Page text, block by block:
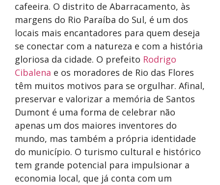
cafeeira. O distrito de Abarracamento, às
margens do Rio Paraíba do Sul, é um dos
locais mais encantadores para quem deseja
se conectar com a natureza e com a história
gloriosa da cidade. O prefeito Rodrigo
Cibalena e os moradores de Rio das Flores
têm muitos motivos para se orgulhar. Afinal,
preservar e valorizar a memória de Santos
Dumont é uma forma de celebrar não
apenas um dos maiores inventores do
mundo, mas também a própria identidade
do município. O turismo cultural e histórico
tem grande potencial para impulsionar a
economia local, que já conta com um